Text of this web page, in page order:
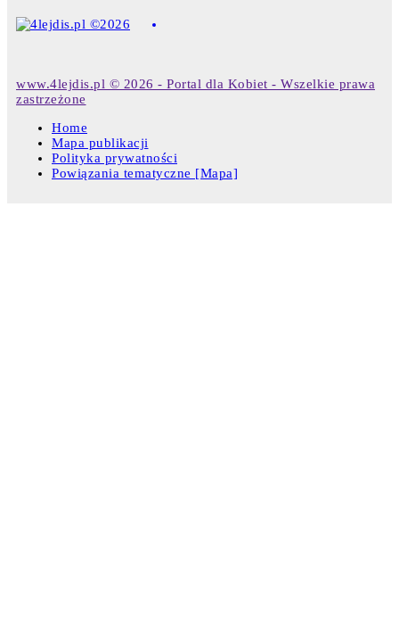
www.4lejdis.pl © 2026 - Portal dla Kobiet - Wszelkie prawa
zastrzeżone
Home
Mapa publikacji
Polityka prywatności
Powiązania tematyczne [Mapa]